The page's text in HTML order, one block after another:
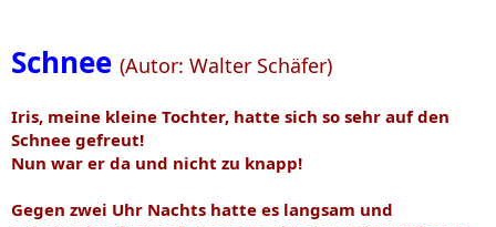
Schnee (Autor: Walter Schäfer)
Iris, meine kleine Tochter, hatte sich so sehr auf den
Schnee gefreut!
Nun war er da und nicht zu knapp!
Gegen zwei Uhr Nachts hatte es langsam und